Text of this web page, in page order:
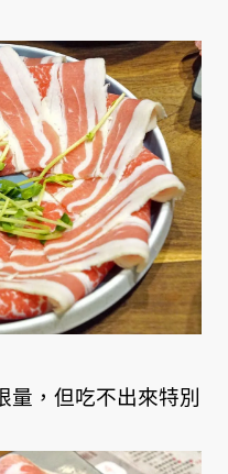
量，但吃不出來特別